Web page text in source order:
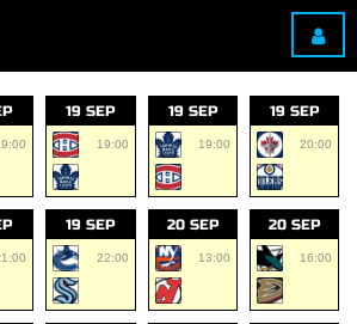
19 SEP
19:00
19 SEP
19:00
19 SEP
20:00
19 SEP
22:00
20 SEP
13:00
20 SEP
16:00